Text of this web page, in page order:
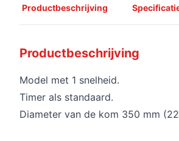
Productbeschrijving
Productbeschrijving
Model met 1 snelheid.
Timer als standaard.
Diameter van de kom 350 mm